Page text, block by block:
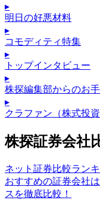
▸
明日の好悪材料
▸
コモディティ特集
▸
トップインタビュー
▸
株探編集部からのお
▸
クラファン（株式投
株探証券会社
ネット証券比較ラン
おすすめの証券会社
スを徹底比較！